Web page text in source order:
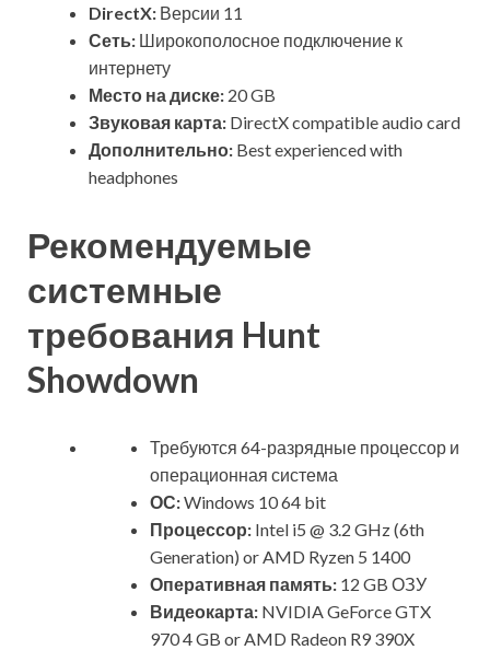
DirectX: Версии 11
Сеть: Широкополосное подключение к
интернету
Место на диске: 20 GB
Звуковая карта: DirectX compatible audio card
Дополнительно: Best experienced with
headphones
Рекомендуемые
системные
требования Hunt
Showdown
Требуются 64-разрядные процессор и
операционная система
ОС:Windows 10 64 bit
Процессор: Intel i5 @ 3.2 GHz (6th
Generation) or AMD Ryzen 5 1400
Оперативная память: 12 GB ОЗУ
Видеокарта: NVIDIA GeForce GTX
970 4 GB or AMD Radeon R9 390X